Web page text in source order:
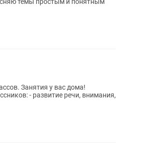
Занятия у вас дома!